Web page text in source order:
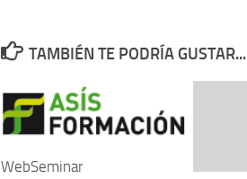
TAMBIÉN TE PODRÍA GUSTAR...
WebSeminar